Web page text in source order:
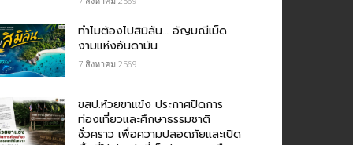
ทำไมต้องไปสิมิลัน… อัญมณีเม็ด
งามแห่งอันดามัน
7 สิงหาคม 2569
ขสป.ห้วยขาแข้ง ประกาศปิดการ
ท่องเที่ยวและศึกษาธรรมชาติ
ชั่วคราว เพื่อความปลอดภัยและเปิด